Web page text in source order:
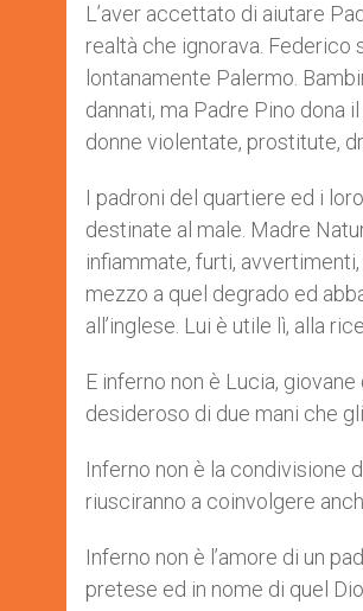
L’aver accettato di aiutare
realtà che ignorava.
lontanamente Palermo.
dannati, ma Padre Pino dona
donne violentate, prostitute,
I padroni del quartiere ed i
destinate al male. Madre
infiammate, furti,
mezzo a quel degrado ed
all’inglese. Lui è utile lì, alla
E inferno non è Lucia,
desideroso di due mani che gli
Inferno non è la condivisione
riusciranno a coinvolgere
Inferno non è l’amore di un
pretese ed in nome di quel